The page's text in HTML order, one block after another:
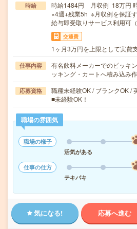
時給
時給1484円 月収例 18万円
×4週+残業5h ※月収例を保証
給与即受取りサービス利用可
交通費
1ヶ月3万円を上限として実費
仕事内容
有名飲料メーカーでのピッキ
ッキング・カートへ積み込み
応募資格
職種未経験OK / ブランクOK /
■未経験OK！
職場の雰囲気
職場の様子
活気がある
仕事の仕方
テキパキ
気になる! 応募へ進む